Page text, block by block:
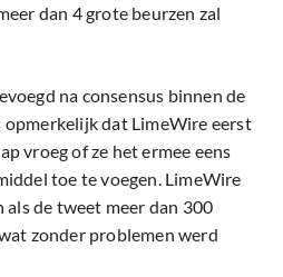
dan 4 grote beurzen zal
na consensus binnen de
opmerkelijk dat LimeWire eerst
vroeg of ze het ermee eens
toe te voegen. LimeWire
als de tweet meer dan 300
zonder problemen werd